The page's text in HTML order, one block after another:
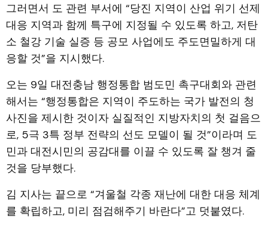
그러면서 도 관련 부서에 “당진 지역이 산업 위기 선제
대응 지역과 함께 특구에 지정될 수 있도록 하고, 저탄
소 철강 기술 실증 등 공모 사업에도 주도면밀하게 대
응할 것”을 지시했다.
오는 9일 대전충남 행정통합 범도민 촉구대회와 관련
해서는 “행정통합은 지역이 주도하는 국가 발전의 청
사진을 제시한 것이자 실질적인 지방자치의 첫 걸음으
로, 5극 3특 정부 전략의 선도 모델이 될 것”이라며 도
민과 대전시민의 공감대를 이끌 수 있도록 잘 챙겨 줄
것을 당부했다.
김 지사는 끝으로 “겨울철 각종 재난에 대한 대응 체계
를 확립하고, 미리 점검해주기 바란다”고 덧붙였다.